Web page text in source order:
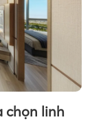
chọn linh